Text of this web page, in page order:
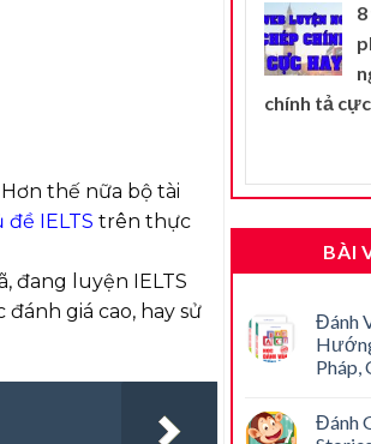
thế nữa bộ tài
đề IELTS trên thực
đang luyện IELTS
giá cao, hay sử
chính tả
BÀI
Đánh
Pháp,
Đánh